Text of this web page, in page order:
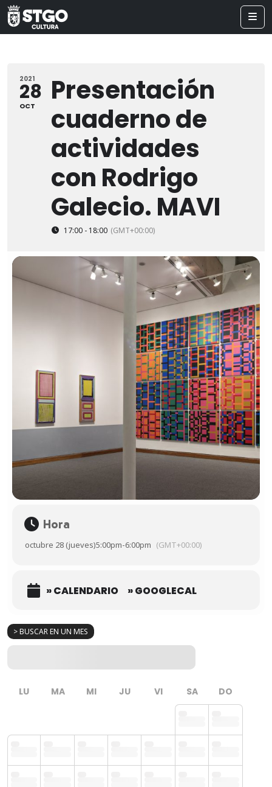
> BUSCAR EN UN MES
LU MA MI JU VI SA DO
2021
28
OCT
Presentación
cuaderno de
actividades
con Rodrigo
Galecio. MAVI
17:00 - 18:00 (GMT+00:00)
Hora
octubre 28 (jueves)5:00pm-6:00pm (GMT+00:00)
» CALENDARIO » GOOGLECAL